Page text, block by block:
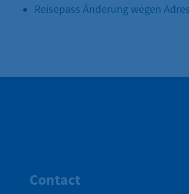
Reisepass Änderung wegen
Contact